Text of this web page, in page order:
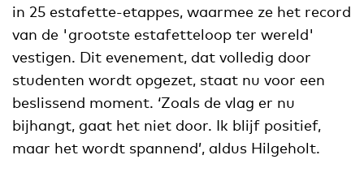
in 25 estafette-etappes, waarmee ze het record
van de 'grootste estafetteloop ter wereld'
vestigen. Dit evenement, dat volledig door
studenten wordt opgezet, staat nu voor een
beslissend moment. ‘Zoals de vlag er nu
bijhangt, gaat het niet door. Ik blijf positief,
maar het wordt spannend’, aldus Hilgeholt.